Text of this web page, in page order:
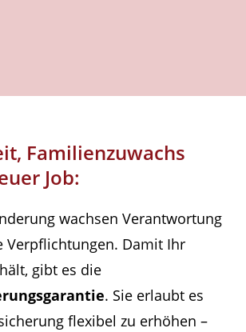
Familienzuwachs
Job:
wachsen Verantwortung
Verpflichtungen. Damit Ihr
gibt es die
. Sie erlaubt es
flexibel zu erhöhen –